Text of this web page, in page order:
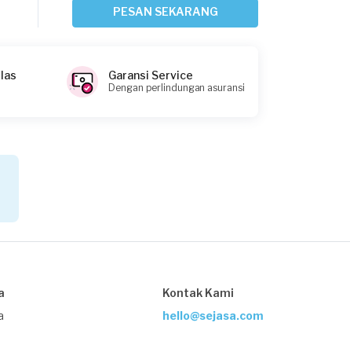
Jakarta Selatan, Jakarta
Request Fulfilled
Adi Tamas requested Service AC
PESAN SEKARANG
Garansi Service
Dengan perlindungan asuransi
Kontak Kami
hello@sejasa.com